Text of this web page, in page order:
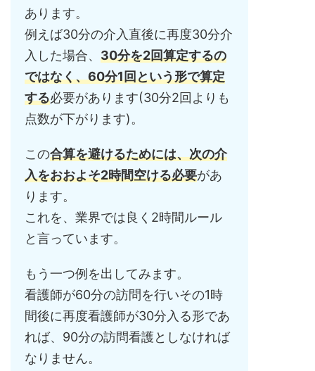
あります。
例えば30分の介入直後に再度30分介
入した場合、 30分を2回算定するの
ではなく、60分1回という形で算定
する必要があります(30分2回よりも
点数が下がります)。
この合算を避けるためには、次の介
入をおおよそ2時間空ける必要があ
ります。
これを、業界では良く2時間ルール
と言っています。
もう一つ例を出してみます。
看護師が60分の訪問を行いその1時
間後に再度看護師が30分入る形であ
れば、90分の訪問看護としなければ
なりません。